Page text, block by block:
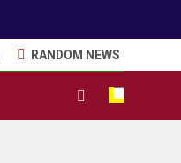
RANDOM NEWS